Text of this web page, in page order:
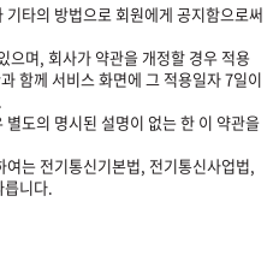
타의 방법으로 회원에게 공지함으로써
으며, 회사가 약관을 개정할 경우 적용
함께 서비스 화면에 그 적용일자 7일이
도의 명시된 설명이 없는 한 이 약관을
는 전기통신기본법, 전기통신사업법,
릅니다.